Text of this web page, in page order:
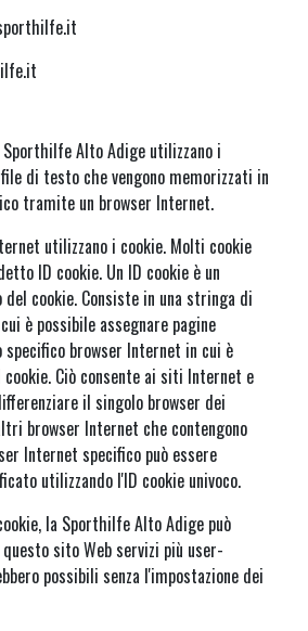
Alto Adige utilizzano i
di testo che vengono memorizzati in
tramite un browser Internet.
utilizzano i cookie. Molti cookie
ID cookie. Un ID cookie è un
cookie. Consiste in una stringa di
è possibile assegnare pagine
browser Internet in cui è
Ciò consente ai siti Internet e
il singolo browser dei
browser Internet che contengono
Internet specifico può essere
utilizzando l'ID cookie univoco.
la Sporthilfe Alto Adige può
sito Web servizi più user-
possibili senza l'impostazione dei